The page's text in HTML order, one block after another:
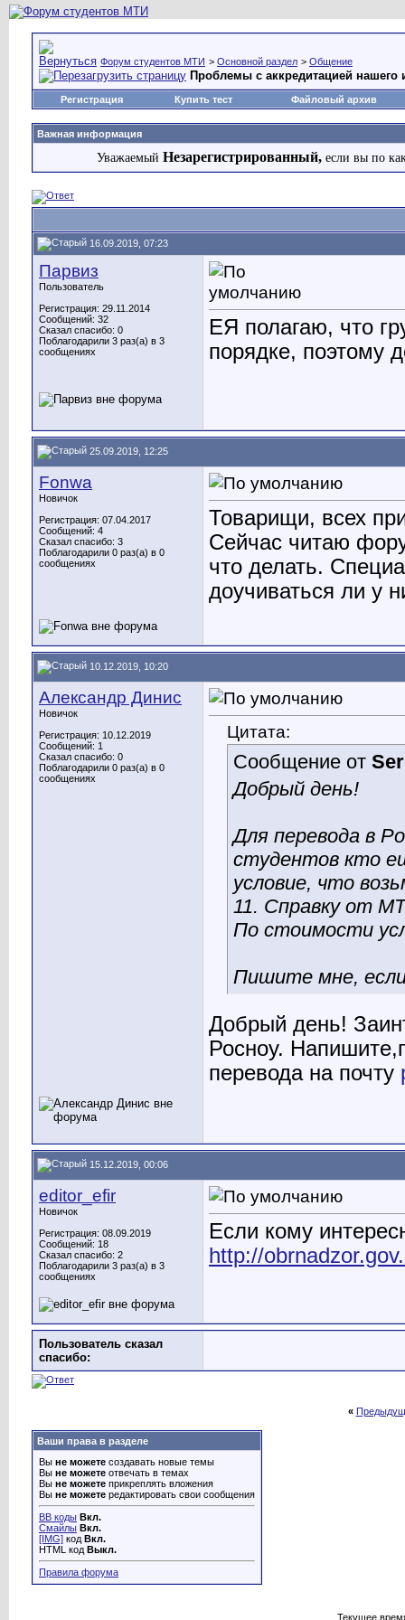
Форум студентов МТИ > Основной раздел > Общение
Проблемы с аккредитацией нашего
Регистрация Купить тест Файловый архив
Важная информация
Уважаемый Незарегистрированный, если вы по
16.09.2019, 07:23
Парвиз
Пользователь
Регистрация: 29.11.2014
Сообщений: 32
Сказал спасибо: 0
Поблагодарили 3 раз(а) в 3
сообщениях
EЯ полагаю, что
порядке, поэтому
25.09.2019, 12:25
Fonwa
Новичок
Регистрация: 07.04.2017
Сообщений: 4
Сказал спасибо: 3
Поблагодарили 0 раз(а) в 0
сообщениях
Товарищи, всех
Сейчас читаю
что делать.
доучиваться ли у
10.12.2019, 10:20
Александр Динис
Новичок
Регистрация: 10.12.2019
Сообщений: 1
Сказал спасибо: 0
Поблагодарили 0 раз(а) в 0
сообщениях
Цитата:
Сообщение от
Добрый день!
Для перевода в
студентов кто
условие, что
11. Справку от
По стоимости
Пишите мне,
Добрый день!
Росноу.
перевода на почту
15.12.2019, 00:06
editor_efir
Новичок
Регистрация: 08.09.2019
Сообщений: 18
Сказал спасибо: 2
Поблагодарили 3 раз(а) в 3
сообщениях
Если кому
http://
Пользователь сказал
cпасибо:
«
Ваши права в разделе
Вы не можете создавать новые темы
Вы не можете отвечать в темах
Вы не можете прикреплять вложения
Вы не можете редактировать свои сообщения
BB коды Вкл.
Смайлы Вкл.
[IMG] код Вкл.
HTML код Выкл.
Правила форума
Текущее